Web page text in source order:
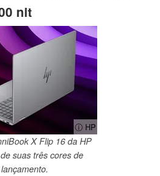
nit
ⓘ HP
X Flip 16 da HP
suas três cores de
lançamento.